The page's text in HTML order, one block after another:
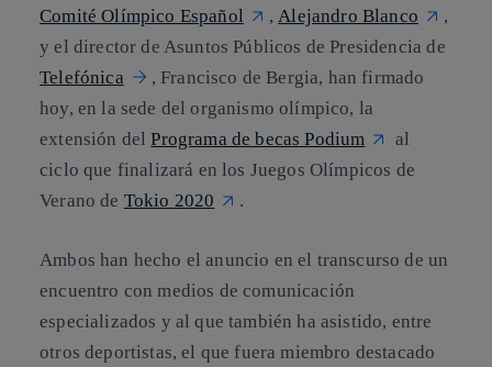
Comité Olímpico Español
,Alejandro Blanco
,
y el director de Asuntos Públicos de Presidencia de
Telefónica
, Francisco de Bergia, han firmado
hoy, en la sede del organismo olímpico, la
extensión delPrograma de becas Podium
al
ciclo que finalizará en los Juegos Olímpicos de
Verano de Tokio 2020 .
Ambos han hecho el anuncio en el transcurso de un
encuentro con medios de comunicación
especializados y al que también ha asistido, entre
otros deportistas, el que fuera miembro destacado